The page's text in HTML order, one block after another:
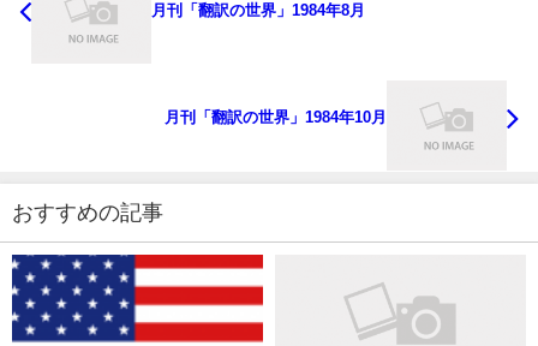
月刊「翻訳の世界」1984年8月
月刊「翻訳の世界」1984年10月
おすすめの記事